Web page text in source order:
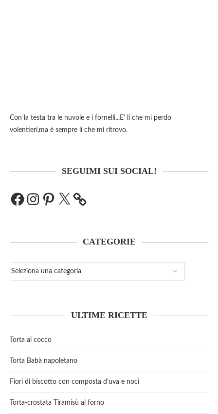
Con la testa tra le nuvole e i fornelli...E' li che mi perdo
volentieri,ma è sempre lì che mi ritrovo.
SEGUIMI SUI SOCIAL!
CATEGORIE
ULTIME RICETTE
Torta al cocco
Torta Babà napoletano
Fiori di biscotto con composta d’uva e noci
Torta-crostata Tiramisù al forno